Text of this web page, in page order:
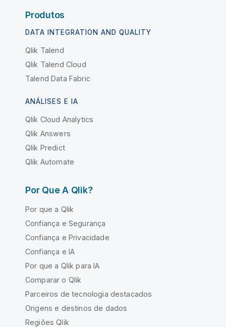
Produtos
DATA INTEGRATION AND QUALITY
Qlik Talend
Qlik Talend Cloud
Talend Data Fabric
ANÁLISES E IA
Qlik Cloud Analytics
Qlik Answers
Qlik Predict
Qlik Automate
Por Que A Qlik?
Por que a Qlik
Confiança e Segurança
Confiança e Privacidade
Confiança e IA
Por que a Qlik para IA
Comparar o Qlik
Parceiros de tecnologia destacados
Origens e destinos de dados
Regiões Qlik